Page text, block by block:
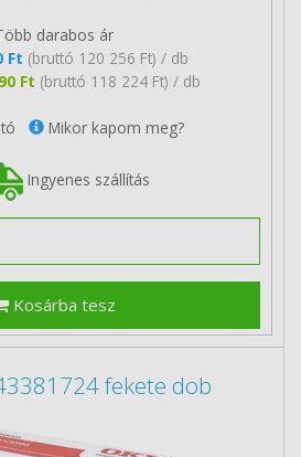
darabos ár
Ft (bruttó 120 256 Ft) / db
Ft (bruttó 118 224 Ft) / db
Mikor kapom meg?
Ingyenes szállítás
Kosárba tesz
fekete dob